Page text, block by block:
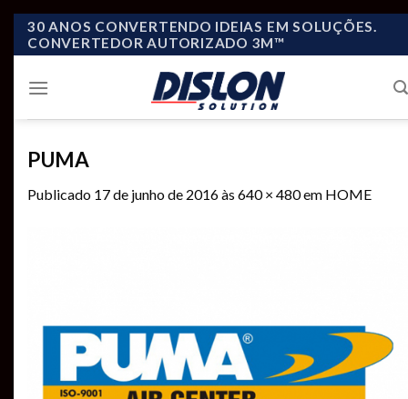
Skip
30 ANOS CONVERTENDO IDEIAS EM SOLUÇÕES.
CONVERTEDOR AUTORIZADO 3M™
PUMA
Publicado 17 de junho de 2016às 640 × 480em HOME